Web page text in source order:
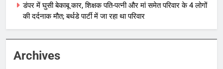
डंपर में घुसी बेकाबू कार, शिक्षक पति-पत्नी और मां समेत परिवार के 4 लोगों
की दर्दनाक मौत; बर्थडे पार्टी में जा रहा था परिवार
Archives